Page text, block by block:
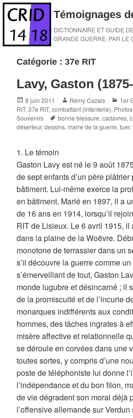
Skip
content
Témoignages
DICTIONNAIRE ET GUIDE
GRANDE GUERRE, PAR LE
Catégorie :37e RIT
Lavy, Gaston
Posted
on
8 juin 2011 Author
Rémy Cazals 1er
RIT,37e RIT,combattant (infanterie),
Souvenirs
Tags
bonne blessure,cadavres,
déserteur,dessins,marre de la guerre,tuer,
1. Le témoin
Gaston Lavy est né le 9 août
de sept enfants d’un père
bâtiment. Lui-même exerce la
en bâtiment. Marié en 1897, il a
de 16 ans en 1914, lorsqu’il
RIT de Lisieux. Le 6 avril 1915, il
dans la plaine de la Woëvre.
monotone de terrassier dans un
s’il découvre la guerre comme
s’émerveillant de tout, Gaston
monde lugubre et désincarné ; il
de la promiscuité et de l’incurie
monarques indifférents aux
hommes, des tâches ingrates à
misère affective et relationnelle
se déroule en corvées dans une
toutes sortes, y compris d’une
poste de téléphoniste lui donne
l’indépendance et du bon filon,
de vie dégradent son moral déjà
l’offensive allemande sur